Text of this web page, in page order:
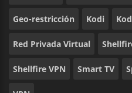
Geo-restricción Kodi
Red Privada Virtual
Shellfire VPN Smart TV